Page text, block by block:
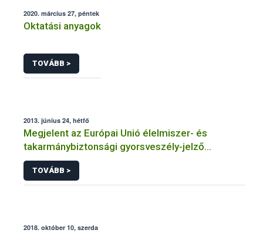
2020. március 27, péntek
Oktatási anyagok
TOVÁBB >
2013. június 24, hétfő
Megjelent az Európai Unió élelmiszer- és
takarmánybiztonsági gyorsveszély-jelző
rendszerének éves jelentése
TOVÁBB >
2018. október 10, szerda